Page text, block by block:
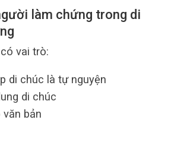
làm chứng trong di
vai trò:
di chúc là tự nguyện
di chúc
văn bản